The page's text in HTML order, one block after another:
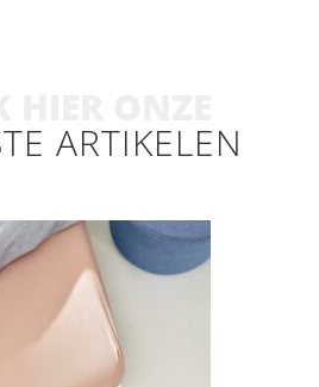
ARTIKELEN